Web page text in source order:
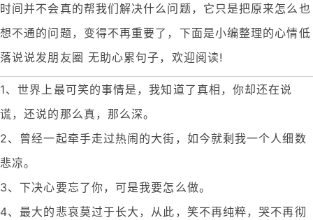
时间并不会真的帮我们解决什么问题，它只是把原来怎么也
想不通的问题，变得不再重要了，下面是小编整理的心情低
落说说发朋友圈 无助心累句子，欢迎阅读!
1、世界上最可笑的事情是，我知道了真相，你却还在说
谎，还说的那么真，那么深。
2、曾经一起牵手走过热闹的大街，如今就剩我一个人细数
悲凉。
3、下决心要忘了你，可是我要怎么做。
4、最大的悲哀莫过于长大，从此，笑不再纯粹，哭不再彻